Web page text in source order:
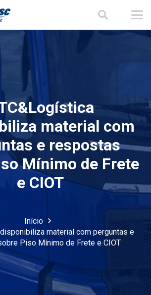
material com
e respostas
Mínimo de Frete
e CIOT
Início
material com perguntas e
Piso Mínimo de Frete e CIOT